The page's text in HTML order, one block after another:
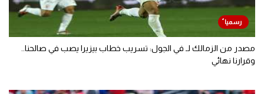
مصدر من الزمالك لـ في الجول: تسريب خطاب بيزيرا يصب في صالحنا..
وقرارنا نهائي